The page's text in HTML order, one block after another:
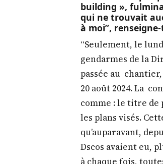
building »,
qui ne trouvait
à moi”,
“Seulement, le
gendarmes de la
passée au
20 août 2024. La
comme : le titre
les plans visés.
qu’auparavant,
Dscos avaient eu,